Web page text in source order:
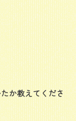
か教えてくださ